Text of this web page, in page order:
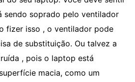
sendo soprado pelo ventilador
fizer isso , o ventilador pode
de substituição. Ou talvez a
, pois o laptop está
macia, como um